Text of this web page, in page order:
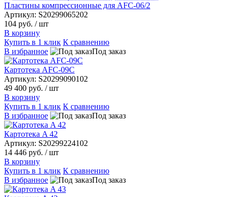
Пластины компрессионные для AFC-06/2
Артикул: S20299065202
104 руб. / шт
В корзину
Купить в 1 клик К сравнению
В избранное
Под заказ
Картотека AFC-09C
Артикул: S20299090102
49 400 руб. / шт
В корзину
Купить в 1 клик К сравнению
В избранное
Под заказ
Картотека A 42
Артикул: S20299224102
14 446 руб. / шт
В корзину
Купить в 1 клик К сравнению
В избранное
Под заказ